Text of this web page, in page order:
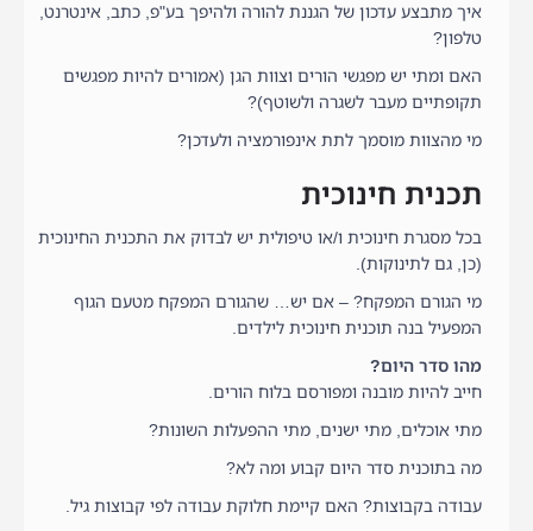
איך מתבצע עדכון של הגננת להורה ולהיפך בע"פ, כתב, אינטרנט,
טלפון?
האם ומתי יש מפגשי הורים וצוות הגן (אמורים להיות מפגשים
תקופתיים מעבר לשגרה ולשוטף)?
מי מהצוות מוסמך לתת אינפורמציה ולעדכן?
תכנית חינוכית
בכל מסגרת חינוכית ו/או טיפולית יש לבדוק את התכנית החינוכית
(כן, גם לתינוקות).
מי הגורם המפקח? – אם יש… שהגורם המפקח מטעם הגוף
המפעיל בנה תוכנית חינוכית לילדים.
מהו סדר היום?
חייב להיות מובנה ומפורסם בלוח הורים.
מתי אוכלים, מתי ישנים, מתי ההפעלות השונות?
מה בתוכנית סדר היום קבוע ומה לא?
עבודה בקבוצות? האם קיימת חלוקת עבודה לפי קבוצות גיל.